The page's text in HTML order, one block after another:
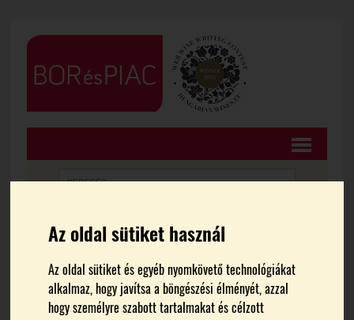
Az oldal sütiket használ
Az oldal sütiket és egyéb nyomkövető technológiákat
alkalmaz, hogy javítsa a böngészési élményét, azzal
hogy személyre szabott tartalmakat és célzott
FŐOLDAL HÍREK
A Balatoni Borrégió legjobb